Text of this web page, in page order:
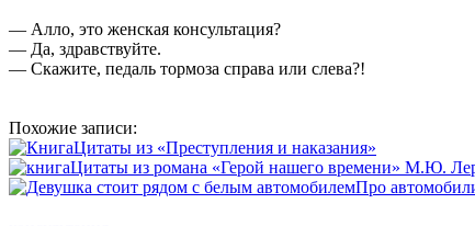
— Алло, это женская консультация?
— Да, здравствуйте.
— Скажите, педаль тормоза справа или слева?!
Похожие записи:
Цитаты из «Преступления и наказания»
Цитаты из романа «Герой нашего времени» М.Ю.
Про